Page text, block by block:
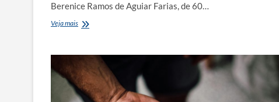
Berenice Ramos de Aguiar Farias, de 60…
Veja maisPolícia
corpo
pode
ser
de